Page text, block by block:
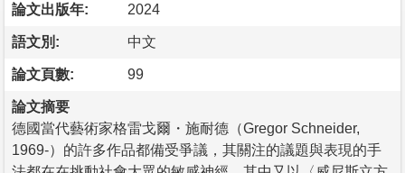
論文出版年: 2024
語文別: 中文
論文頁數: 99
論文摘要
德國當代藝術家格雷戈爾・施耐德（Gregor Schneider,
1969-）的許多作品都備受爭議，其關注的議題與表現的手